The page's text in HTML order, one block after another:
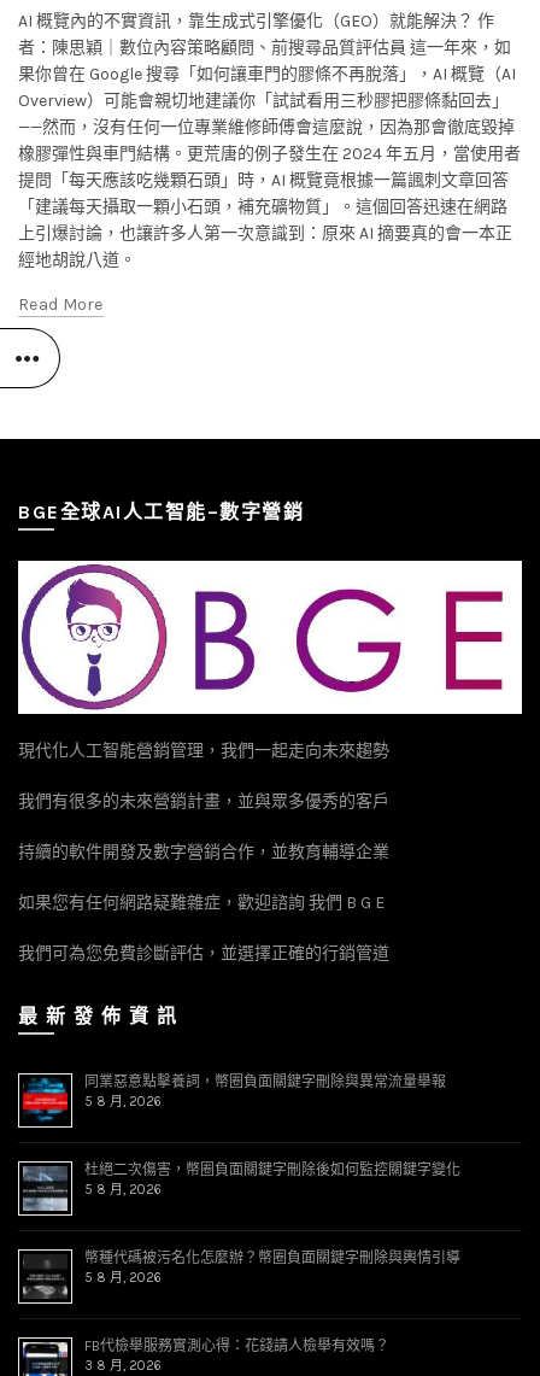
AI 概覽內的不實資訊，靠生成式引擎優化（GEO）就能解決？ 作
者：陳思穎｜數位內容策略顧問、前搜尋品質評估員 這一年來，如
果你曾在 Google 搜尋「如何讓車門的膠條不再脫落」，AI 概覽（AI
Overview）可能會親切地建議你「試試看用三秒膠把膠條黏回去」
——然而，沒有任何一位專業維修師傅會這麼說，因為那會徹底毀掉
橡膠彈性與車門結構。更荒唐的例子發生在 2024 年五月，當使用者
提問「每天應該吃幾顆石頭」時，AI 概覽竟根據一篇諷刺文章回答
「建議每天攝取一顆小石頭，補充礦物質」。這個回答迅速在網路
上引爆討論，也讓許多人第一次意識到：原來 AI 摘要真的會一本正
經地胡說八道。
Read More
BGE全球AI人工智能–數字營銷
現代化人工智能營銷管理，我們一起走向未來趨勢
我們有很多的未來營銷計畫，並與眾多優秀的客戶
持續的軟件開發及數字營銷合作，並教育輔導企業
如果您有任何網路疑難雜症，歡迎諮詢 我們 B G E
我們可為您免費診斷評估，並選擇正確的行銷管道
最 新 發 佈 資 訊
同業惡意點擊養詞，幣圈負面關鍵字刪除與異常流量舉報
5 8 月, 2026
杜絕二次傷害，幣圈負面關鍵字刪除後如何監控關鍵字變化
5 8 月, 2026
幣種代碼被污名化怎麼辦？幣圈負面關鍵字刪除與輿情引導
5 8 月, 2026
FB代檢舉服務實測心得：花錢請人檢舉有效嗎？
3 8 月, 2026